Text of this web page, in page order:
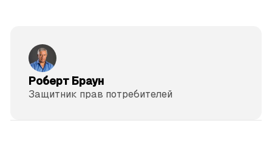
Роберт Браун
Защитник прав потре­бителей